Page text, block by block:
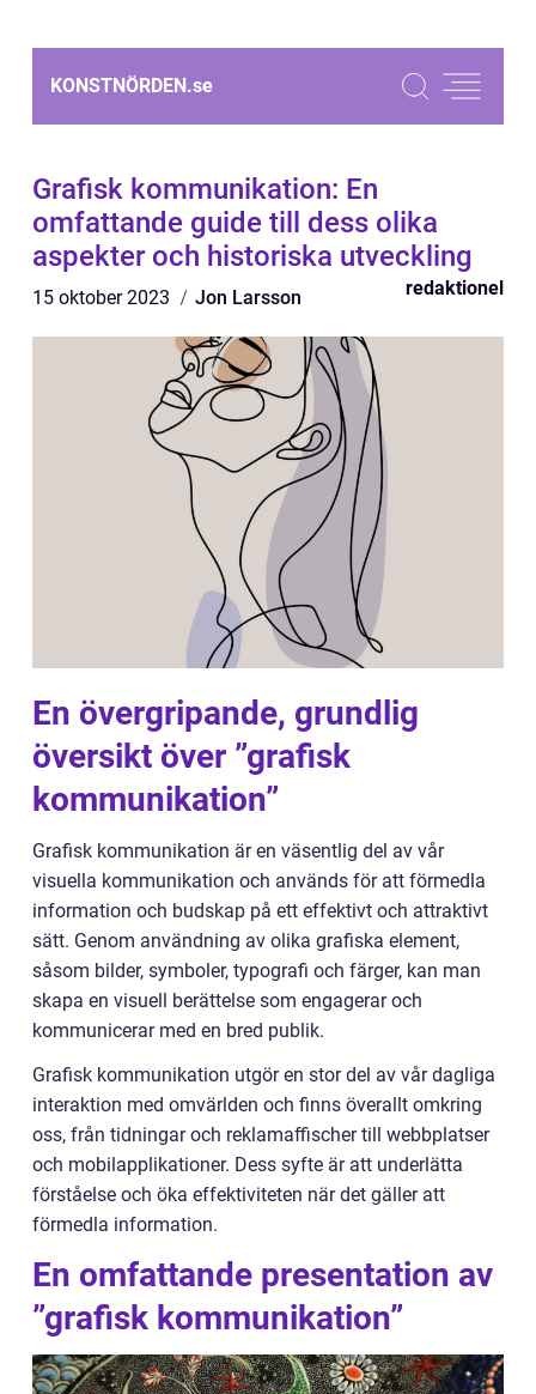
KONSTNÖRDEN.se
Grafisk kommunikation: En
omfattande guide till dess olika
aspekter och historiska utveckling
15 oktober 2023 Jon Larsson redaktionel
En övergripande, grundlig
översikt över ”grafisk
kommunikation”
Grafisk kommunikation är en väsentlig del av vår
visuella kommunikation och används för att förmedla
information och budskap på ett effektivt och attraktivt
sätt. Genom användning av olika grafiska element,
såsom bilder, symboler, typografi och färger, kan man
skapa en visuell berättelse som engagerar och
kommunicerar med en bred publik.
Grafisk kommunikation utgör en stor del av vår dagliga
interaktion med omvärlden och finns överallt omkring
oss, från tidningar och reklamaffischer till webbplatser
och mobilapplikationer. Dess syfte är att underlätta
förståelse och öka effektiviteten när det gäller att
förmedla information.
En omfattande presentation av
”grafisk kommunikation”